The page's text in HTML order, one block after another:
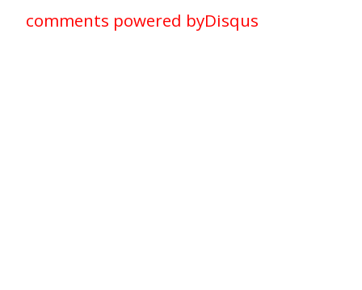
comments powered byDisqus